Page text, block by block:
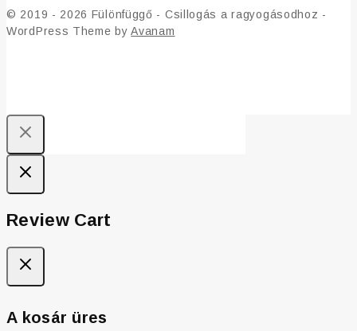
© 2019 - 2026 Fülönfüggő - Csillogás a ragyogásodhoz -
WordPress Theme byAvanam
Review Cart
A kosár üres